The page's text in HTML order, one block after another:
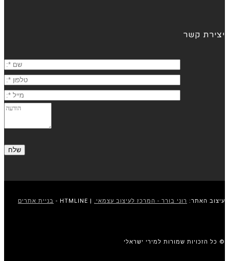
יצירת קשר
עיצוב האתר: רוני בורר - המרכז לעיצוב עצמאי. בניית אתרים
© כל הזכויות שמורות למירי ישראלי